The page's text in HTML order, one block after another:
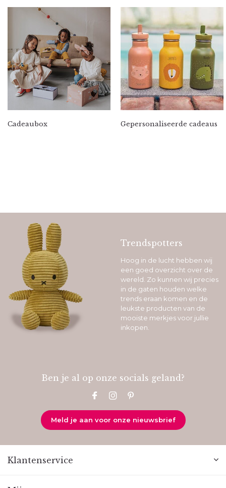
Cadeaubox Gepersonaliseerde cadeaus
Trendspotters
Hoog in de lucht hebben wij
een goed overzicht over de
wereld. Zo kunnen wij precies
in de gaten houden welke
trends eraan komen en de
leukste producten van de
mooiste merkjes voor jullie
inkopen.
Ben je al op onze socials geland?
Meld je aan voor onze nieuwsbrief
Klantenservice